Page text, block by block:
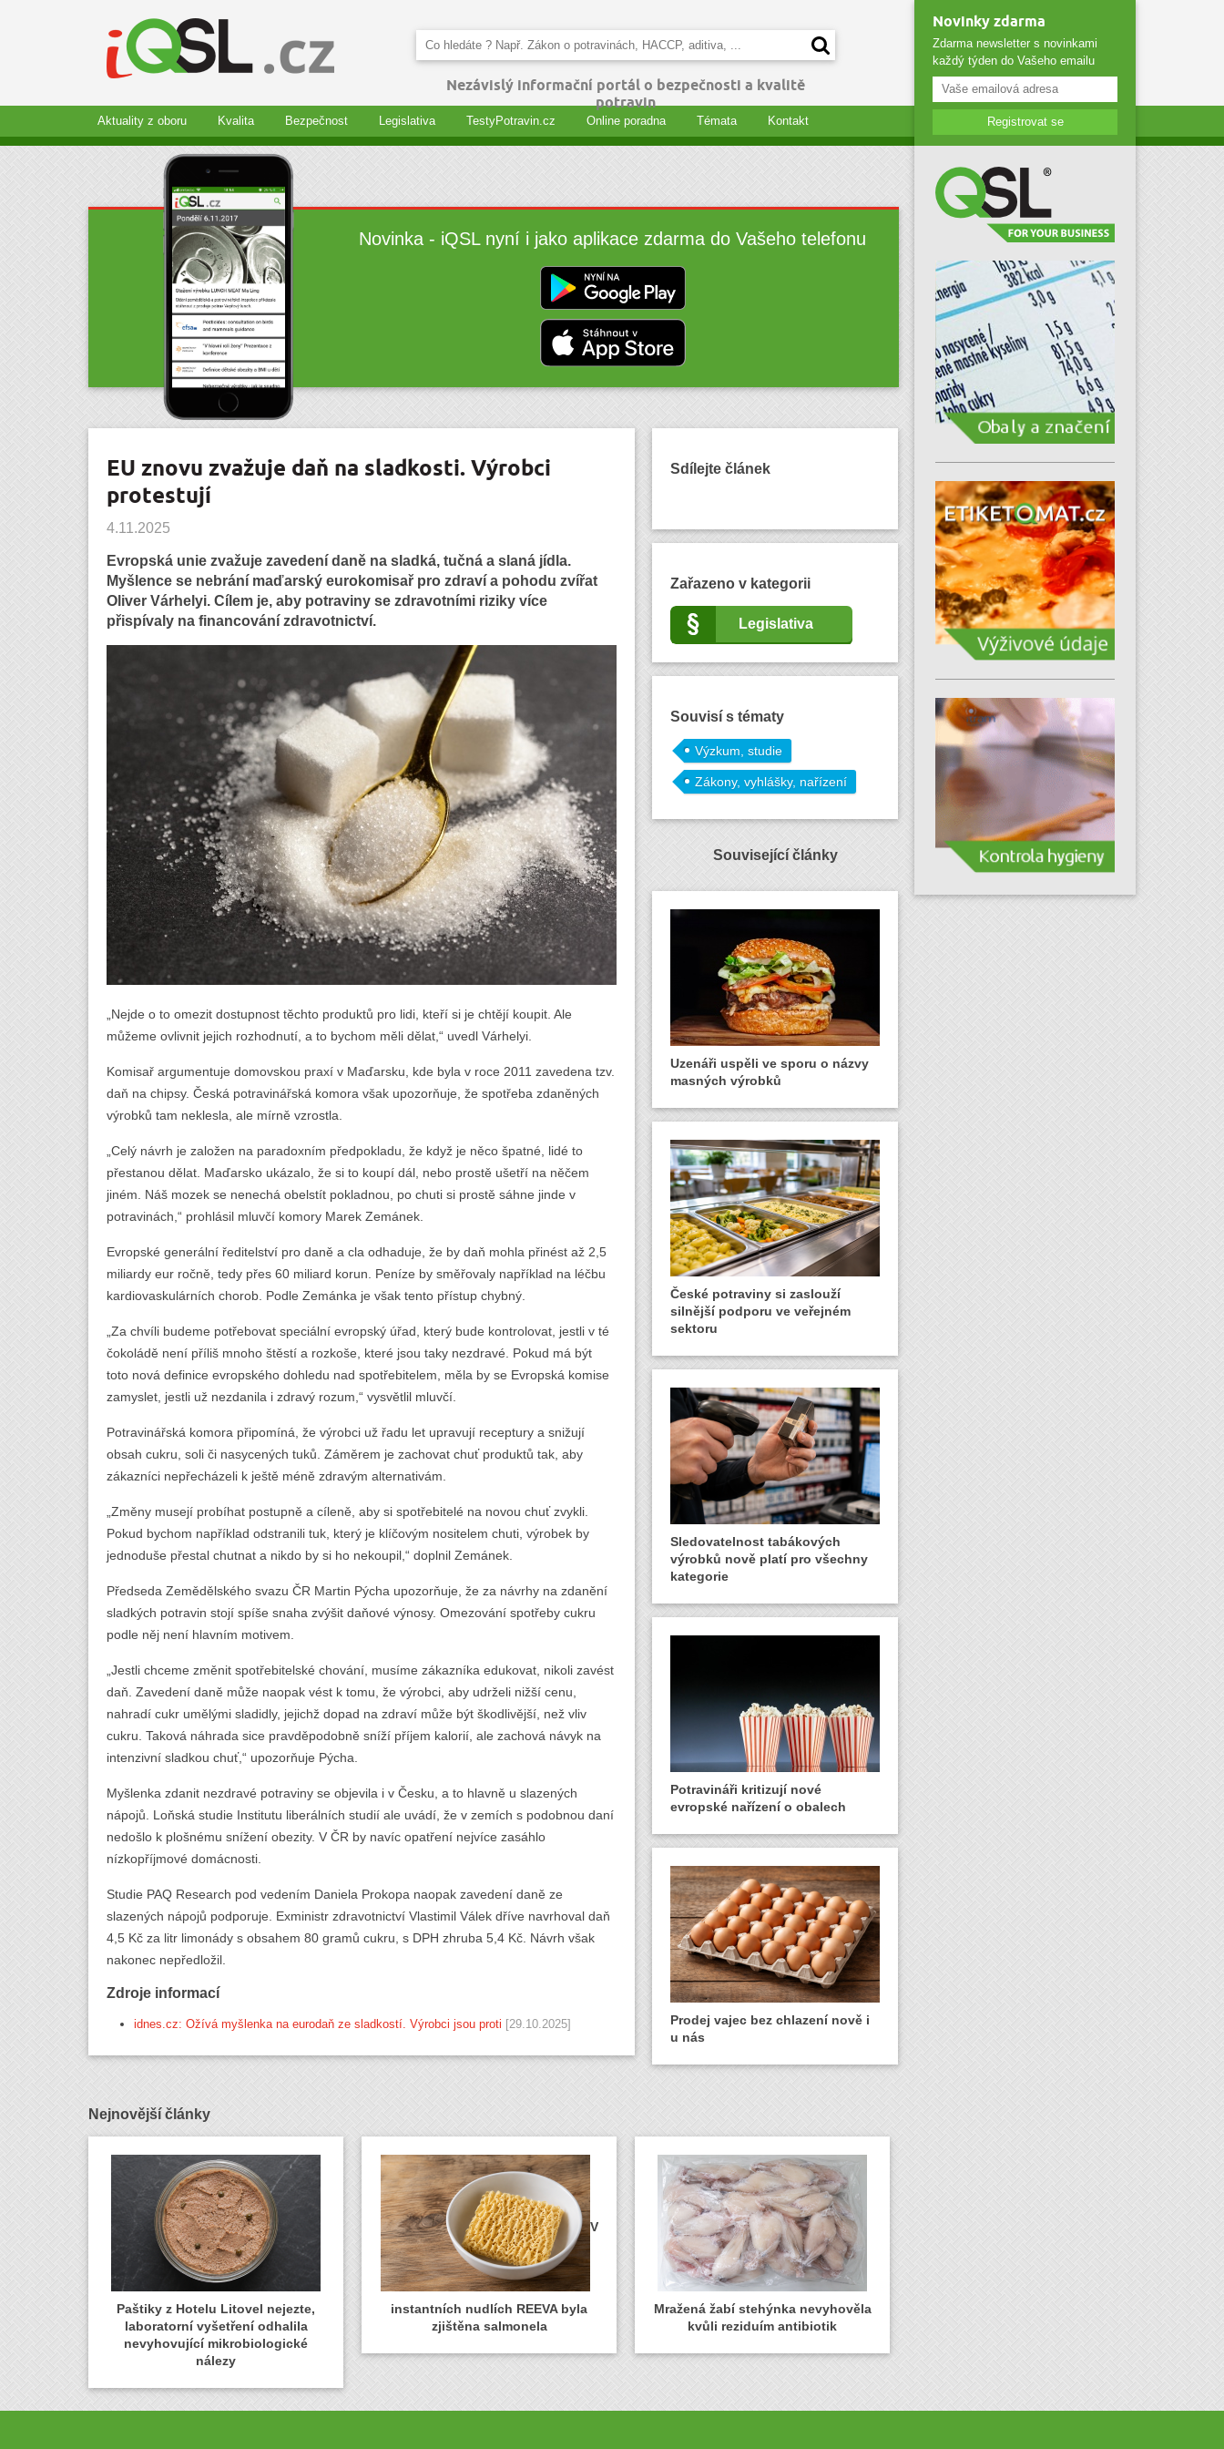
Nezávislý informační portál o bezpečnosti a kvalitě
potravin
Aktuality z oboru Kvalita Bezpečnost Legislativa TestyPotravin.cz Online poradna Témata Kontakt
Novinka - iQSL nyní i jako aplikace zdarma do Vašeho telefonu
EU znovu zvažuje daň na sladkosti. Výrobci
protestují
4.11.2025
Evropská unie zvažuje zavedení daně na sladká, tučná a slaná jídla.
Myšlence se nebrání maďarský eurokomisař pro zdraví a pohodu zvířat
Oliver Várhelyi. Cílem je, aby potraviny se zdravotními riziky více
přispívaly na financování zdravotnictví.
„Nejde o to omezit dostupnost těchto produktů pro lidi, kteří si je chtějí koupit. Ale
můžeme ovlivnit jejich rozhodnutí, a to bychom měli dělat,“ uvedl Várhelyi.
Komisař argumentuje domovskou praxí v Maďarsku, kde byla v roce 2011 zavedena tzv.
daň na chipsy. Česká potravinářská komora však upozorňuje, že spotřeba zdaněných
výrobků tam neklesla, ale mírně vzrostla.
„Celý návrh je založen na paradoxním předpokladu, že když je něco špatné, lidé to
přestanou dělat. Maďarsko ukázalo, že si to koupí dál, nebo prostě ušetří na něčem
jiném. Náš mozek se nenechá obelstít pokladnou, po chuti si prostě sáhne jinde v
potravinách,“ prohlásil mluvčí komory Marek Zemánek.
Evropské generální ředitelství pro daně a cla odhaduje, že by daň mohla přinést až 2,5
miliardy eur ročně, tedy přes 60 miliard korun. Peníze by směřovaly například na léčbu
kardiovaskulárních chorob. Podle Zemánka je však tento přístup chybný.
„Za chvíli budeme potřebovat speciální evropský úřad, který bude kontrolovat, jestli v té
čokoládě není příliš mnoho štěstí a rozkoše, které jsou taky nezdravé. Pokud má být
toto nová definice evropského dohledu nad spotřebitelem, měla by se Evropská komise
zamyslet, jestli už nezdanila i zdravý rozum,“ vysvětlil mluvčí.
Potravinářská komora připomíná, že výrobci už řadu let upravují receptury a snižují
obsah cukru, soli či nasycených tuků. Záměrem je zachovat chuť produktů tak, aby
zákazníci nepřecházeli k ještě méně zdravým alternativám.
„Změny musejí probíhat postupně a cíleně, aby si spotřebitelé na novou chuť zvykli.
Pokud bychom například odstranili tuk, který je klíčovým nositelem chuti, výrobek by
jednoduše přestal chutnat a nikdo by si ho nekoupil,“ doplnil Zemánek.
Předseda Zemědělského svazu ČR Martin Pýcha upozorňuje, že za návrhy na zdanění
sladkých potravin stojí spíše snaha zvýšit daňové výnosy. Omezování spotřeby cukru
podle něj není hlavním motivem.
„Jestli chceme změnit spotřebitelské chování, musíme zákazníka edukovat, nikoli zavést
daň. Zavedení daně může naopak vést k tomu, že výrobci, aby udrželi nižší cenu,
nahradí cukr umělými sladidly, jejichž dopad na zdraví může být škodlivější, než vliv
cukru. Taková náhrada sice pravděpodobně sníží příjem kalorií, ale zachová návyk na
intenzivní sladkou chuť,“ upozorňuje Pýcha.
Myšlenka zdanit nezdravé potraviny se objevila i v Česku, a to hlavně u slazených
nápojů. Loňská studie Institutu liberálních studií ale uvádí, že v zemích s podobnou daní
nedošlo k plošnému snížení obezity. V ČR by navíc opatření nejvíce zasáhlo
nízkopříjmové domácnosti.
Studie PAQ Research pod vedením Daniela Prokopa naopak zavedení daně ze
slazených nápojů podporuje. Exministr zdravotnictví Vlastimil Válek dříve navrhoval daň
4,5 Kč za litr limonády s obsahem 80 gramů cukru, s DPH zhruba 5,4 Kč. Návrh však
nakonec nepředložil.
Zdroje informací
idnes.cz: Ožívá myšlenka na eurodaň ze sladkostí. Výrobci jsou proti [29.10.2025]
Sdílejte článek
Zařazeno v kategorii
Legislativa
Souvisí s tématy
Výzkum, studie
Zákony, vyhlášky, nařízení
Související články
Uzenáři uspěli ve sporu o názvy
masných výrobků
České potraviny si zaslouží
silnější podporu ve veřejném
sektoru
Sledovatelnost tabákových
výrobků nově platí pro všechny
kategorie
Potravináři kritizují nové
evropské nařízení o obalech
Prodej vajec bez chlazení nově i
u nás
Nejnovější články
Paštiky z Hotelu Litovel nejezte,
laboratorní vyšetření odhalila
nevyhovující mikrobiologické
nálezy
V
instantních nudlích REEVA byla
zjištěna salmonela
Mražená žabí stehýnka nevyhověla
kvůli reziduím antibiotik
Novinky zdarma
Zdarma newsletter s novinkami
každý týden do Vašeho emailu
Registrovat se